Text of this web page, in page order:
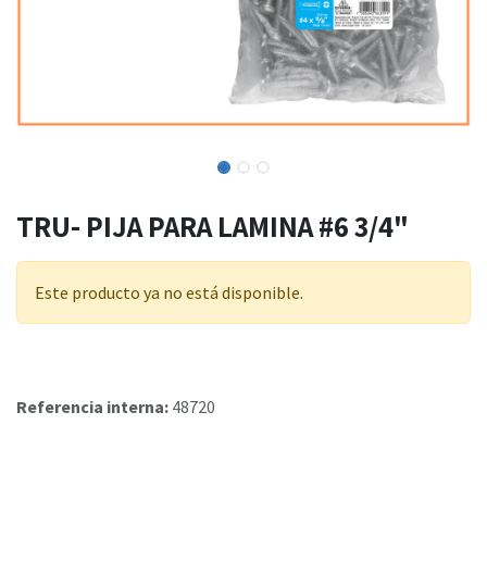
TRU- PIJA PARA LAMINA #6 3/4"
Este producto ya no está disponible.
Referencia interna: 48720